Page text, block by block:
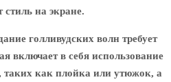
стиль на экране.
голливудских волн требует
включает в себя использование
таких как плойка или утюжок, а